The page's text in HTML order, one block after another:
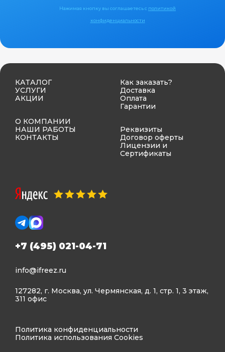
Нажимая кнопку вы соглашаетесь с политикой
конфиденциальности
КАТАЛОГ
УСЛУГИ
АКЦИИ
О КОМПАНИИ
НАШИ РАБОТЫ
КОНТАКТЫ
Как заказать?
Доставка
Оплата
Гарантии
Реквизиты
Договор оферты
Лицензии и
Сертификаты
+7 (495) 021-04-71
info@ifreez.ru
127282, г. Москва, ул. Чермянская, д. 1, стр. 1, 3 этаж,
311 офис
Политика конфиденциальности
Политика использования Cookies